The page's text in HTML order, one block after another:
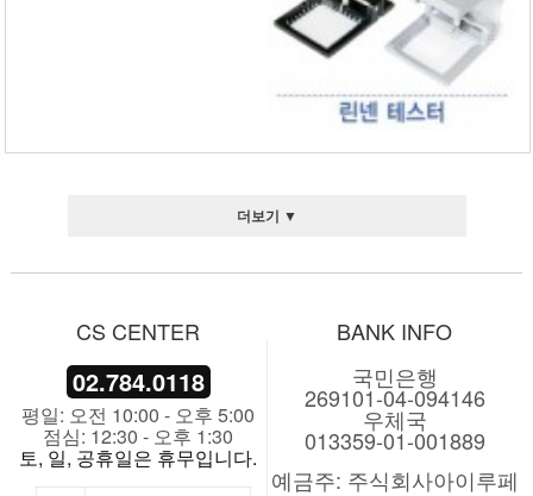
더보기 ▼
CS CENTER
02.784.0118
평일: 오전 10:00 - 오후 5:00
점심: 12:30 - 오후 1:30
토, 일, 공휴일은 휴무입니다.
BANK INFO
국민은행
269101-04-094146
우체국
013359-01-001889
예금주: 주식회사아이루페